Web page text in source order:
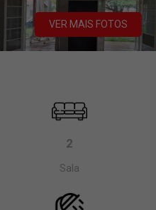
VER MAIS FOTOS
2
Sala